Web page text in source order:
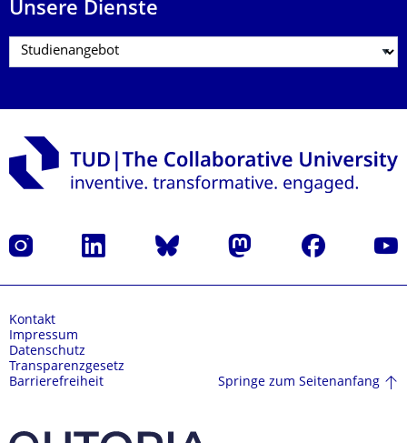
Unsere Dienste
Instagram LinkedIn Bluesky Mastodon Facebook
Kontakt
Impressum
Datenschutz
Transparenzgesetz
Barrierefreiheit
Springe zum Seitenanfang